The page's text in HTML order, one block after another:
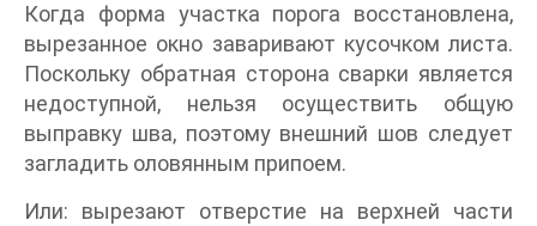
Когда форма участка порога восстановлена,
вырезанное окно заваривают кусочком листа.
Поскольку обратная сторона сварки является
недоступной, нельзя осуществить общую
выправку шва, поэтому внешний шов следует
загладить оловянным припоем.
Или: вырезают отверстие на верхней части